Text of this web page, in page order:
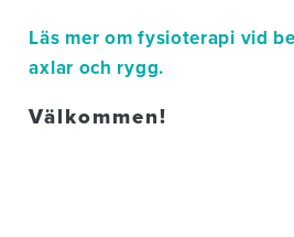
Läs mer om fysioterapi vid
axlar och rygg.
Välkommen!